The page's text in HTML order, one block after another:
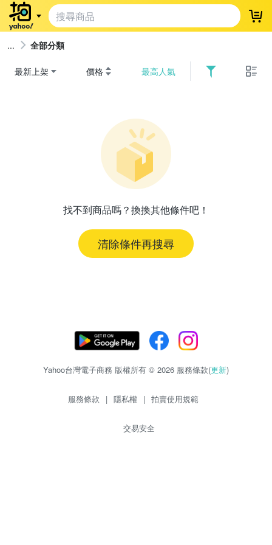
登
全部分類
最新上架 價格 最高人氣
找不到商品嗎？換換其他條件吧！
清除條件再搜尋
Yahoo台灣電子商務 版權所有 © 2026 服務條款(更新)
服務條款 | 隱私權 | 拍賣使用規範
交易安全